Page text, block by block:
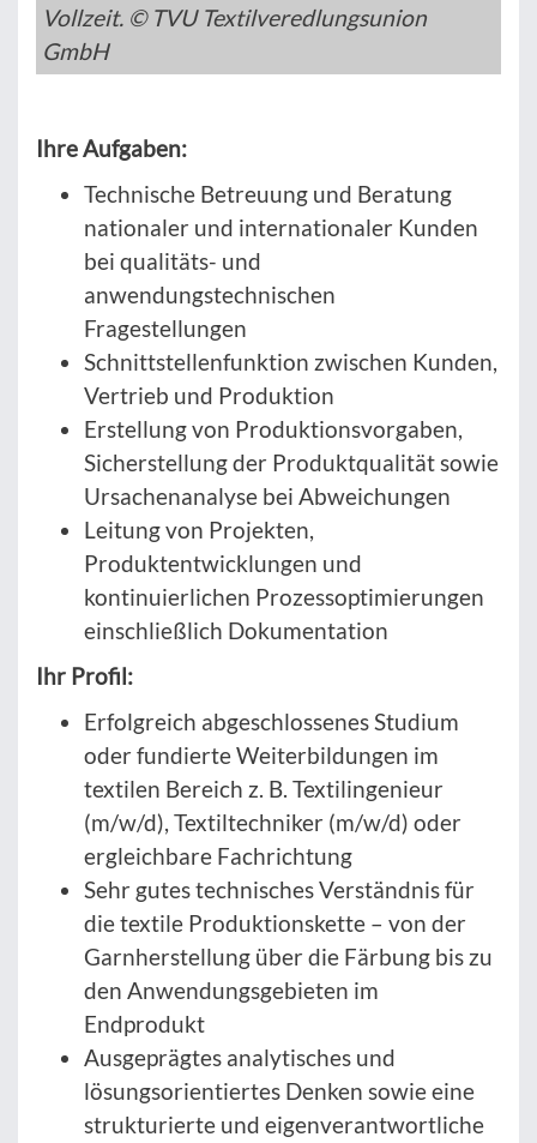
Vollzeit. © TVU Textilveredlungsunion
GmbH
Ihre Aufgaben:
Technische Betreuung und Beratung
nationaler und internationaler Kunden
bei qualitäts- und
anwendungstechnischen
Fragestellungen
Schnittstellenfunktion zwischen Kunden,
Vertrieb und Produktion
Erstellung von Produktionsvorgaben,
Sicherstellung der Produktqualität sowie
Ursachenanalyse bei Abweichungen
Leitung von Projekten,
Produktentwicklungen und
kontinuierlichen Prozessoptimierungen
einschließlich Dokumentation
Ihr Profil:
Erfolgreich abgeschlossenes Studium
oder fundierte Weiterbildungen im
textilen Bereich z. B. Textilingenieur
(m/w/d), Textiltechniker (m/w/d) oder
ergleichbare Fachrichtung
Sehr gutes technisches Verständnis für
die textile Produktionskette – von der
Garnherstellung über die Färbung bis zu
den Anwendungsgebieten im
Endprodukt
Ausgeprägtes analytisches und
lösungsorientiertes Denken sowie eine
strukturierte und eigenverantwortliche